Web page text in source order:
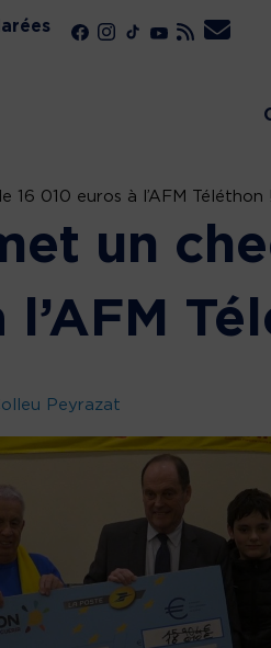
16 010 euros à l’AFM Téléthon
un
Peyrazat